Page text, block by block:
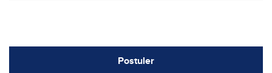
Postuler